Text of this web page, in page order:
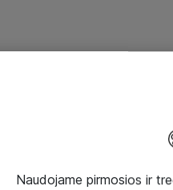
Naudojame pirmosios ir